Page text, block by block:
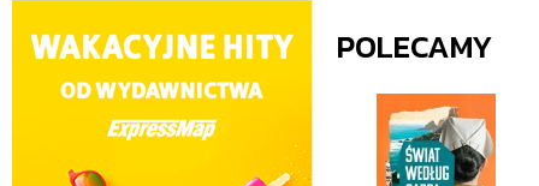
POLECAMY